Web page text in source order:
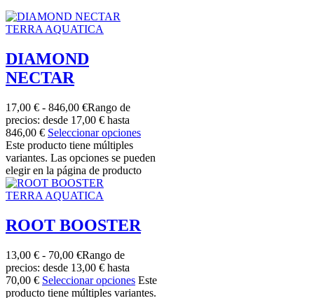
TERRA AQUATICA
DIAMOND
NECTAR
17,00 € - 846,00 €Rango de
precios: desde 17,00 € hasta
846,00 € Seleccionar opciones
Este producto tiene múltiples
variantes. Las opciones se pueden
elegir en la página de producto
TERRA AQUATICA
ROOT BOOSTER
13,00 € - 70,00 €Rango de
precios: desde 13,00 € hasta
70,00 € Seleccionar opciones Este
producto tiene múltiples variantes.